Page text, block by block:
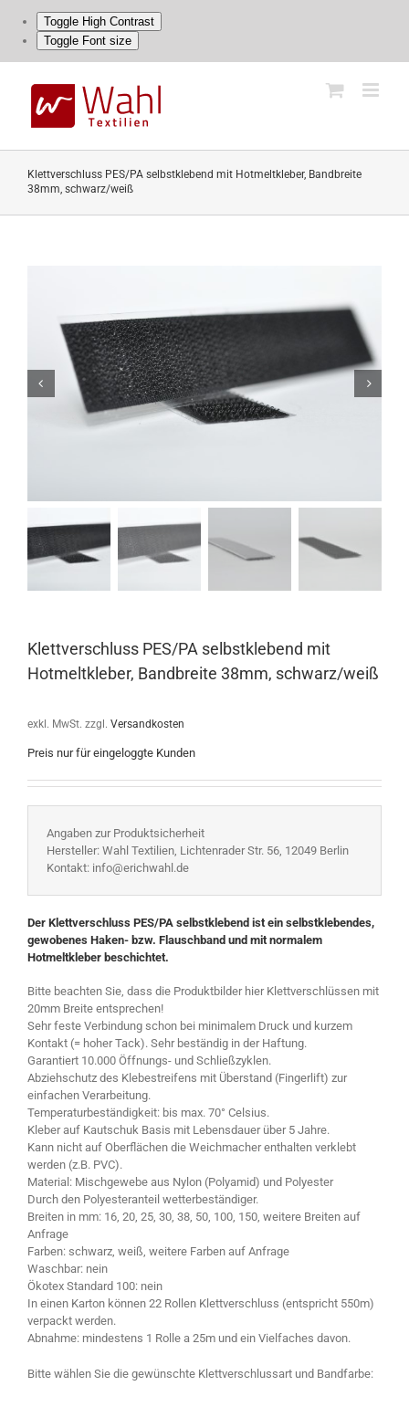
Toggle High Contrast
Toggle Font size
content
Klettverschluss PES/PA selbstklebend mit Hotmeltkleber, Bandbreite
38mm, schwarz/weiß
Klettverschluss PES/PA selbstklebend mit
Hotmeltkleber, Bandbreite 38mm, schwarz/weiß
exkl. MwSt. zzgl. Versandkosten
Preis nur für eingeloggte Kunden
Angaben zur Produktsicherheit
Hersteller: Wahl Textilien, Lichtenrader Str. 56, 12049 Berlin
Kontakt: info@erichwahl.de
Der Klettverschluss PES/PA selbstklebend ist ein selbstklebendes,
gewobenes Haken- bzw. Flauschband und mit normalem
Hotmeltkleber beschichtet.
Bitte beachten Sie, dass die Produktbilder hier Klettverschlüssen mit
20mm Breite entsprechen!
Sehr feste Verbindung schon bei minimalem Druck und kurzem
Kontakt (= hoher Tack). Sehr beständig in der Haftung.
Garantiert 10.000 Öffnungs- und Schließzyklen.
Abziehschutz des Klebestreifens mit Überstand (Fingerlift) zur
einfachen Verarbeitung.
Temperaturbeständigkeit: bis max. 70° Celsius.
Kleber auf Kautschuk Basis mit Lebensdauer über 5 Jahre.
Kann nicht auf Oberflächen die Weichmacher enthalten verklebt
werden (z.B. PVC).
Material: Mischgewebe aus Nylon (Polyamid) und Polyester
Durch den Polyesteranteil wetterbeständiger.
Breiten in mm: 16, 20, 25, 30, 38, 50, 100, 150, weitere Breiten auf
Anfrage
Farben: schwarz, weiß, weitere Farben auf Anfrage
Waschbar: nein
Ökotex Standard 100: nein
In einen Karton können 22 Rollen Klettverschluss (entspricht 550m)
verpackt werden.
Abnahme: mindestens 1 Rolle a 25m und ein Vielfaches davon.
Bitte wählen Sie die gewünschte Klettverschlussart und Bandfarbe: